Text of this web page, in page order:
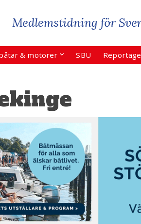
& motorer SBU Reportage